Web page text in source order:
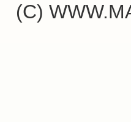
(C)